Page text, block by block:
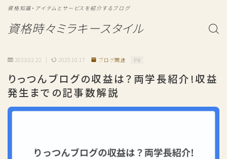
資格時々ミラキースタイル
資格知識・アイテムとサービスを紹介するブログ
2023.02.22 2025.10.17 ブログ関連 PR
りっつんブログの収益は？両学長紹介!収益
発生までの記事数解説